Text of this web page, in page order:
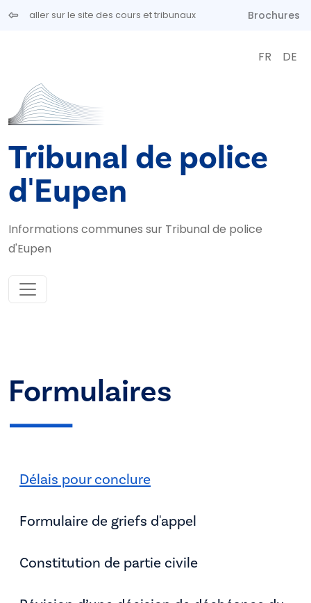
Aller au contenu principal
aller sur le site des cours et tribunaux Brochures
FR DE
Tribunal de police
d'Eupen
Informations communes sur Tribunal de police
d'Eupen
Formulaires
Délais pour conclure
Formulaire de griefs d'appel
Constitution de partie civile